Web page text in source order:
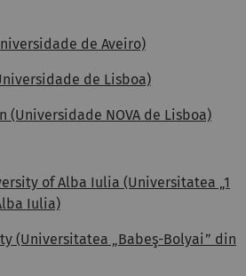
de Aveiro)
de Lisboa)
(Universidade NOVA de Lisboa)
of Alba Iulia (Universitatea „1
Iulia)
(Universitatea „Babeş-Bolyai” din